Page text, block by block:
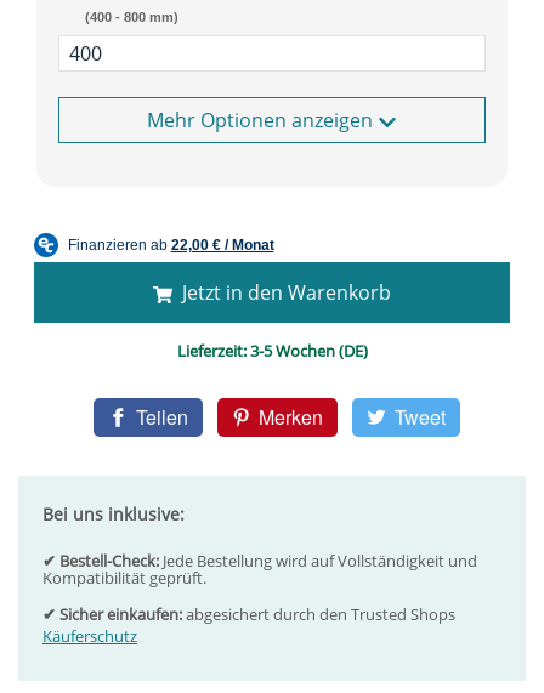
(400 - 800 mm)
Optionen anzeigen
Jetzt in den Warenkorb
Lieferzeit:3-5 Wochen (DE)
Teilen Merken Tweet
Bei uns inklusive:
✔ Bestell-Check: Jede Bestellung wird auf Vollständigkeit und
Kompatibilität geprüft.
✔ Sicher einkaufen:abgesichert durch den Trusted Shops
Käuferschutz